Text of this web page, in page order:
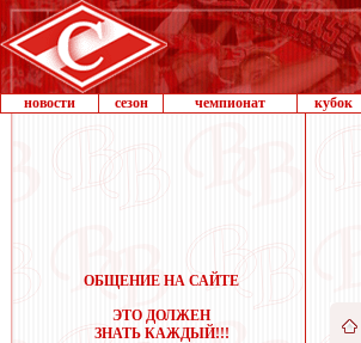
новости сезон чемпионат кубок
ОБЩЕНИЕ НА САЙТЕ
ЭТО ДОЛЖЕН
ЗНАТЬ КАЖДЫЙ!!!